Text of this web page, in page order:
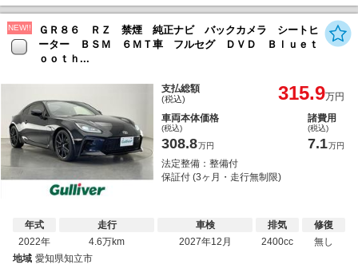
NEW!!
ＧＲ８６ ＲＺ 禁煙 純正ナビ バックカメラ シートヒ
ーター ＢＳＭ ６ＭＴ車 フルセグ ＤＶＤ Ｂｌｕｅｔ
ｏｏｔｈ...
支払総額
(税込) 315.9万円
車両本体価格
(税込)
308.8万円
諸費用
(税込)
7.1万円
法定整備：整備付
保証付 (3ヶ月・走行無制限)
年式
2022年
走行
4.6万km
車検
2027年12月
排気
2400cc
修復
無し
地域 愛知県知立市